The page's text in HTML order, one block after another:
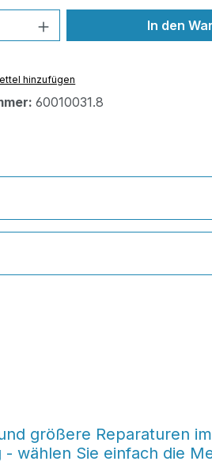
Anzahl: Gib denIn den
hinzufügen
60010031.8
größere Reparaturen
wählen Sie einfach die